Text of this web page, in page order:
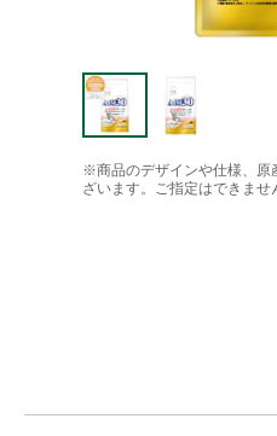
※商品のデザインや仕様、原
ざいます。ご指定はできませ